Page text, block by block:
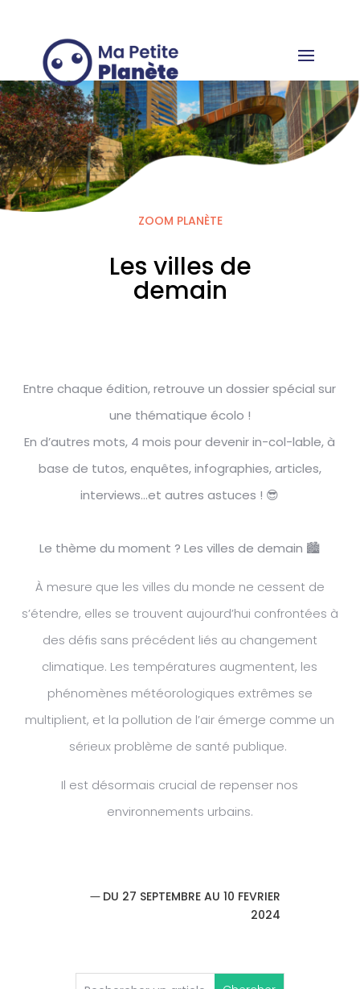
ZOOM PLANÈTE
Les villes de
demain
Entre chaque édition, retrouve un dossier spécial sur
une thématique écolo !
En d’autres mots, 4 mois pour devenir in-col-lable, à
base de tutos, enquêtes, infographies, articles,
interviews…et autres astuces ! 😎
Le thème du moment ? Les villes de demain 🏙
À mesure que les villes du monde ne cessent de
s’étendre, elles se trouvent aujourd’hui confrontées à
des défis sans précédent liés au changement
climatique. Les températures augmentent, les
phénomènes météorologiques extrêmes se
multiplient, et la pollution de l’air émerge comme un
sérieux problème de santé publique.
Il est désormais crucial de repenser nos
environnements urbains.
DU 27 SEPTEMBRE AU 10 FEVRIER
2024